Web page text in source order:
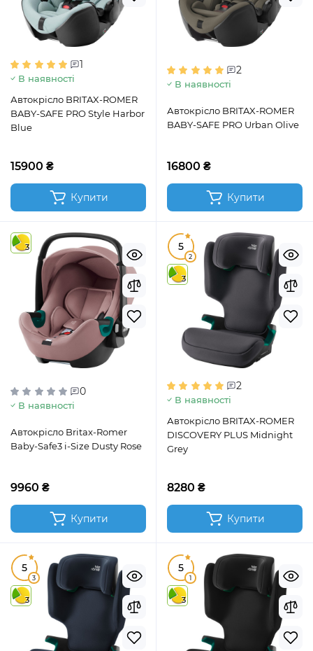
1
В наявності
Автокрісло BRITAX-ROMER
BABY-SAFE PRO Style Harbor
Blue
15900 ₴
Купити
2
В наявності
Автокрісло BRITAX-ROMER
BABY-SAFE PRO Urban Olive
16800 ₴
Купити
3
0
В наявності
Автокрісло Britax-Romer
Baby-Safe3 i-Size Dusty Rose
9960 ₴
Купити
5
2
3
2
В наявності
Автокрісло BRITAX-ROMER
DISCOVERY PLUS Midnight
Grey
8280 ₴
Купити
5
3
3
5
1
3